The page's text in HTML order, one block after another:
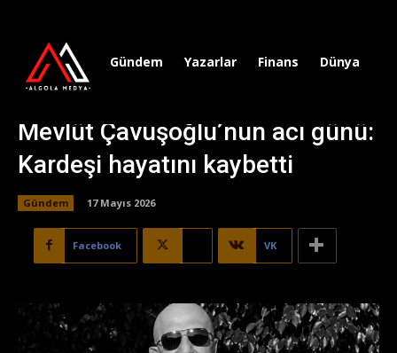
Gündem Yazarlar Finans Dünya
Mevlüt Çavuşoğlu’nun acı günü:
Kardeşi hayatını kaybetti
Gündem 17 Mayıs 2026
Facebook VK